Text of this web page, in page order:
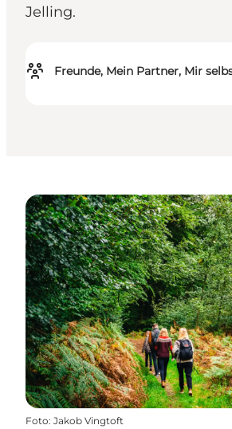
Jelling.
Freunde, Mein Partner, Mir
Foto: Jakob Vingtoft